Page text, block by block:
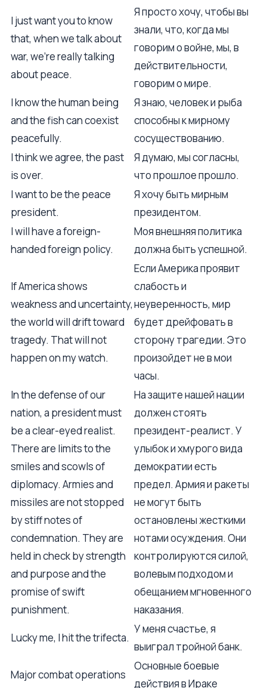
I just want you to know
that, when we talk about
war, we're really talking
about peace.
Я просто хочу, чтобы вы
знали, что, когда мы
говорим о войне, мы, в
действительности,
говорим о мире.
I know the human being
and the fish can coexist
peacefully.
Я знаю, человек и рыба
способны к мирному
сосуществованию.
I think we agree, the past
is over.
Я думаю, мы согласны,
что прошлое прошло.
I want to be the peace
president.
Я хочу быть мирным
президентом.
I will have a foreign-
handed foreign policy.
Моя внешняя политика
должна быть успешной.
If America shows
weakness and uncertainty,
the world will drift toward
tragedy. That will not
happen on my watch.
Если Америка проявит
слабость и
неуверенность, мир
будет дрейфовать в
сторону трагедии. Это
произойдет не в мои
часы.
In the defense of our
nation, a president must
be a clear-eyed realist.
There are limits to the
smiles and scowls of
diplomacy. Armies and
missiles are not stopped
by stiff notes of
condemnation. They are
held in check by strength
and purpose and the
promise of swift
punishment.
На защите нашей нации
должен стоять
президент-реалист. У
улыбок и хмурого вида
демократии есть
предел. Армия и ракеты
не могут быть
остановлены жесткими
нотами осуждения. Они
контролируются силой,
волевым подходом и
обещанием мгновенного
наказания.
Lucky me, I hit the trifecta.
У меня счастье, я
выиграл тройной банк.
Major combat operations
Основные боевые
действия в Ираке